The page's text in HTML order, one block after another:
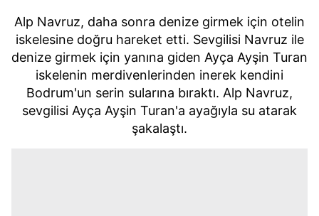
Alp Navruz, daha sonra denize girmek için otelin
iskelesine doğru hareket etti. Sevgilisi Navruz ile
denize girmek için yanına giden Ayça Ayşin Turan
iskelenin merdivenlerinden inerek kendini
Bodrum'un serin sularına bıraktı. Alp Navruz,
sevgilisi Ayça Ayşin Turan'a ayağıyla su atarak
şakalaştı.